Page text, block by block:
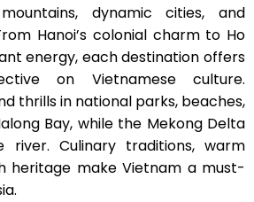
dynamic cities, and
Hanoi’s colonial charm to Ho
energy, each destination offers
on Vietnamese culture.
thrills in national parks, beaches,
Bay, while the Mekong Delta
river. Culinary traditions, warm
heritage make Vietnam a must-